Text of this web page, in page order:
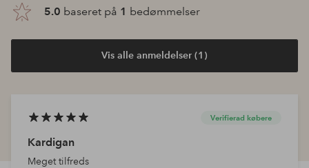
5.0 baseret på 1 bedømmelser
Vis alle anmeldelser (1)
Verifierad købere
Kardigan
Meget tilfreds